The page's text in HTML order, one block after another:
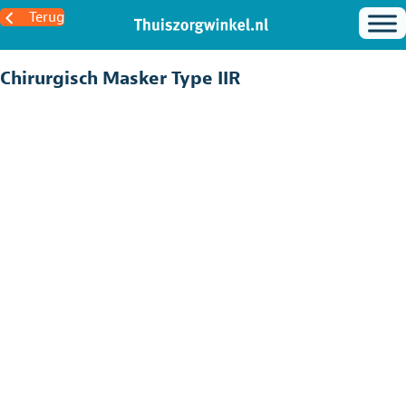
Terug
Chirurgisch Masker Type IIR